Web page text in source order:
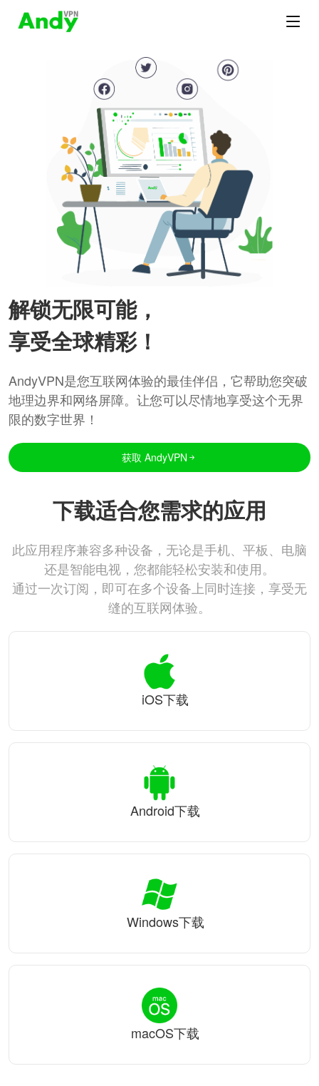
解锁无限可能，
享受全球精彩！
AndyVPN是您互联网体验的最佳伴侣，它帮助您突破
地理边界和网络屏障。让您可以尽情地享受这个无界
限的数字世界！
获取 AndyVPN
下载适合您需求的应用
此应用程序兼容多种设备，无论是手机、平板、电脑
还是智能电视，您都能轻松安装和使用。
通过一次订阅，即可在多个设备上同时连接，享受无
缝的互联网体验。
iOS下载
Android下载
Windows下载
macOS下载